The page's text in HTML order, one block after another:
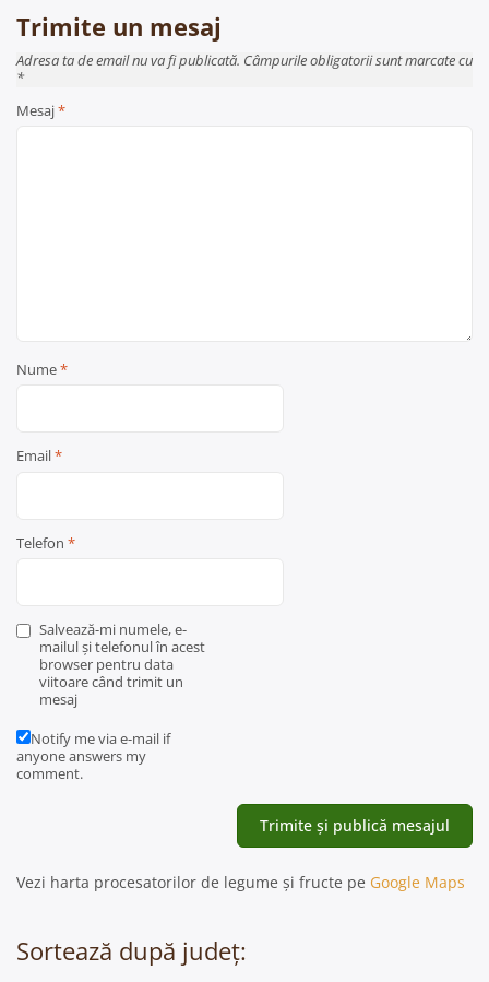
Trimite un mesaj
Adresa ta de email nu va fi publicată. Câmpurile obligatorii sunt marcate cu
*
Mesaj*
Nume*
Email*
Telefon *
Salvează-mi numele, e-
mailul și telefonul în acest
browser pentru data
viitoare când trimit un
mesaj
Notify me via e-mail if
anyone answers my
comment.
Vezi harta procesatorilor de legume și fructe pe Google Maps
Sortează după județ: